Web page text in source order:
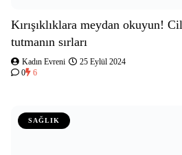
Kırışıklıklara meydan okuyun!
tutmanın sırları
Kadın Evreni
25 Eylül 2024
0
6
SAĞLIK